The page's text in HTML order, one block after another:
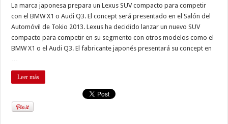
La marca japonesa prepara un Lexus SUV compacto para competir
con el BMW X1 o Audi Q3. El concept será presentado en el Salón del
Automóvil de Tokio 2013. Lexus ha decidido lanzar un nuevo SUV
compacto para competir en su segmento con otros modelos como el
BMW X1 o el Audi Q3. El fabricante japonés presentará su concept en
…
Leer más